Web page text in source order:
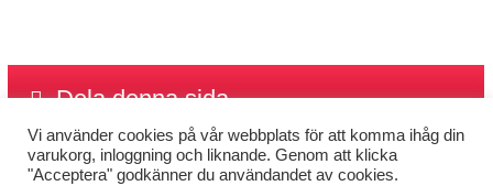
Vi använder cookies på vår webbplats för att komma ihåg din
varukorg, inloggning och liknande. Genom att klicka
"Acceptera" godkänner du användandet av cookies.
Dela denna sida